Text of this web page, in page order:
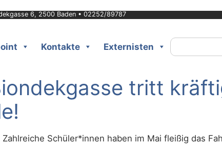
6, 2500 Baden • 02252/89787
Kontakte Externisten Suchen
tritt
Schüler*innen haben im Mai fleißig das